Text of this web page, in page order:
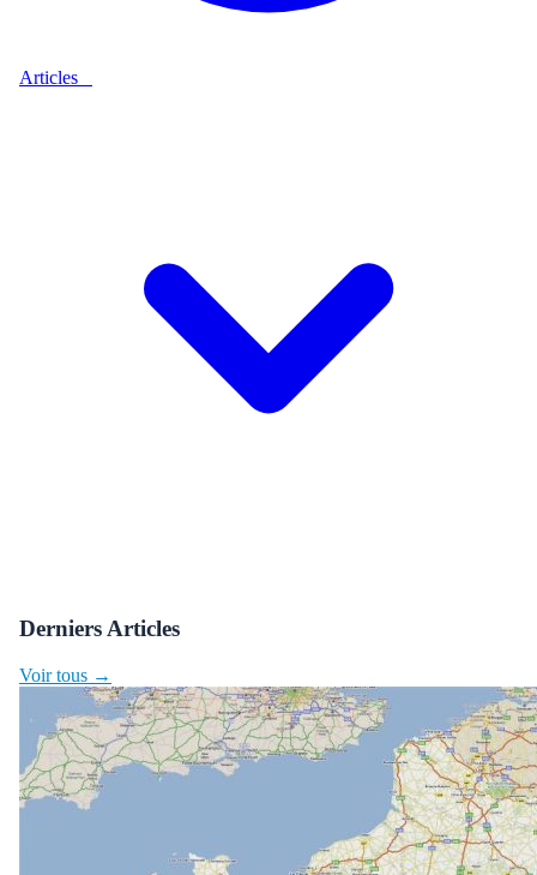
Articles
Derniers Articles
Voir tous →